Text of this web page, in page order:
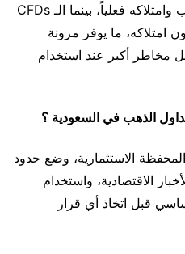
التداول الفعلي يعني شراء الذهب وامتلاكه فعلياً، بينما الـ CFDs
امتلاكه، ما يوفر مرونة
مخاطر أكبر عند استخدام
الذهب في السعودية ؟
الاستثمارية، وضع حدود
الاقتصادية، واستخدام
قبل اتخاذ أي قرار